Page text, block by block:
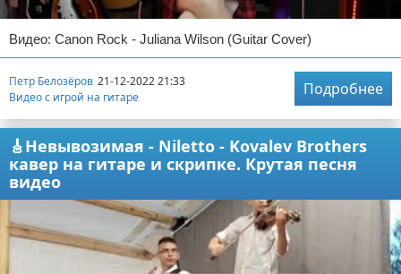
Видео: Canon Rock - Juliana Wilson (Guitar Cover)
Петр Белозёров 21-12-2022 21:33
Видео с игрой на гитаре
Подробнее
🎸Невывозимая - Niletto - Kovalev Brothers
кавер на гитаре и скрипке. Крутая песня
видео